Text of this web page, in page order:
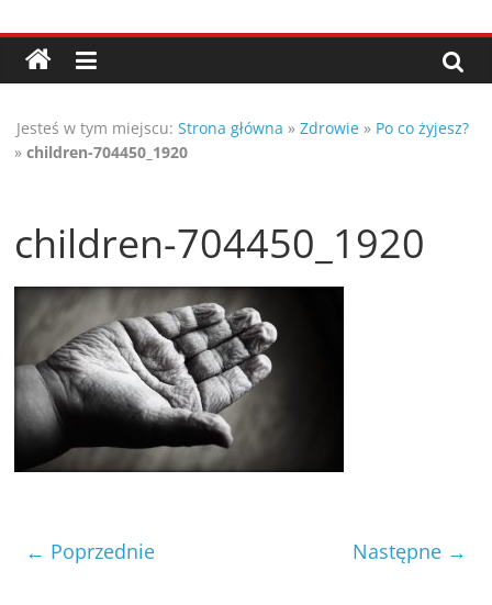
do
treści
Porady,
wskazówki
oraz
ciekawe
rady
–
poznaj
te
Porady
Jesteś w tym miejscu: Strona główna »Zdrowie » Po co żyjesz?
»children-704450_1920
children-704450_1920
← Poprzednie Następne →